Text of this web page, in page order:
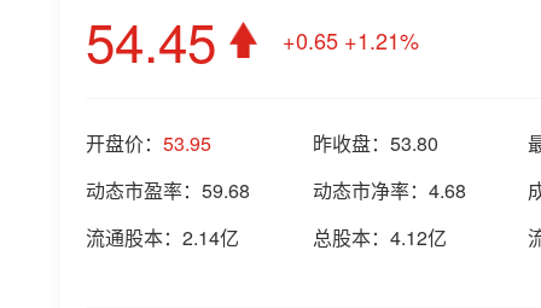
54.45 +0.65 +1.21%
开盘价： 53.95 昨收盘： 53.80
动态市盈率： 59.68 动态市净率： 4.68
流通股本： 2.14亿 总股本： 4.12亿